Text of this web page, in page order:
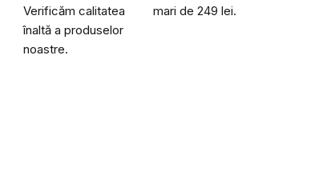
Verificăm calitatea
înaltă a produselor
noastre.
mari de 249 lei.